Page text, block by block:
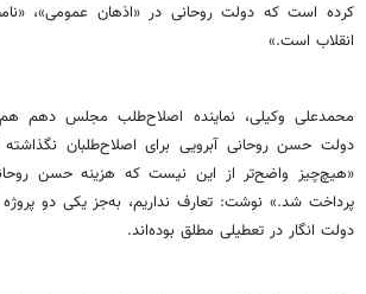
کرده است که دولت روحانی در «اذهان عمومی»،
انقلاب است.»
محمدعلی وکیلی، نماینده اصلاح‌طلب مجلس دهم
دولت حسن روحانی آبرویی برای اصلاح‌طلبان
«هیچ‌چیز واضح‌تر از این نیست که هزینه حسن
پرداخت شد.» نوشت: تعارف نداریم، به‌جز یکی ‌دو پروژه
دولت انگار در تعطیلی مطلق بوده‌اند.